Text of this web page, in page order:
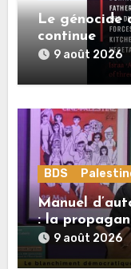
Le génocide
continue
9 août 2026
BDS
Manuel
: la
9 août 2026